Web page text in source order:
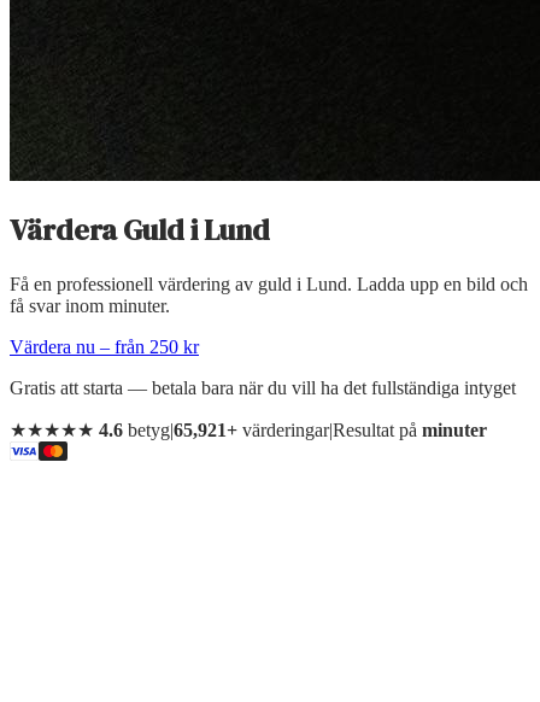
Värdera GuldiLund
Få en professionell värdering av guld i Lund. Ladda upp en bild och
få svar inom minuter.
Värdera nu – från 250 kr
Gratis att starta — betala bara när du vill ha det fullständiga intyget
★★★★★ 4.6 betyg|65,921+ värderingar|Resultat på minuter